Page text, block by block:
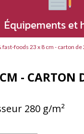
Équipements et
foods 23 x 8 cm - carton
- CARTON
280 g/m²